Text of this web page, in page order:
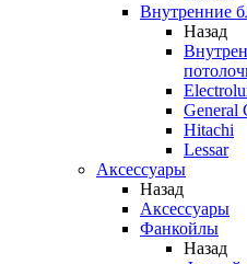
Внутренние
Назад
General
Hitachi
Lessar
Аксессуары
Назад
Аксессуары
Фанкойлы
Назад